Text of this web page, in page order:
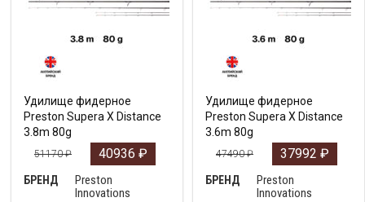
Удилище фидерное
Preston Supera X Distance
3.8m 80g
51170₽ 40936 ₽
БРЕНД
Preston
Innovations
Удилище фидерное
Preston Supera X Distance
3.6m 80g
47490₽ 37992 ₽
БРЕНД
Preston
Innovations